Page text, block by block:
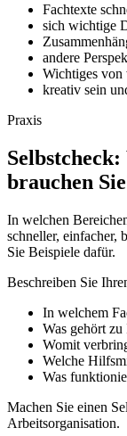
Fachtexte
sich wichtige
andere
Wichtiges von
kreativ sein
Praxis
brauchen
In welchen
schneller, einfacher,
Sie Beispiele dafür.
Beschreiben Sie
In welchem
Was gehört
Womit
Welche
Was
Machen Sie einen
Arbeitsorganisation.